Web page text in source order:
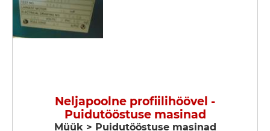
Neljapoolne profiilihöövel -
Puidutööstuse masinad
Müük > Puidutööstuse masinad